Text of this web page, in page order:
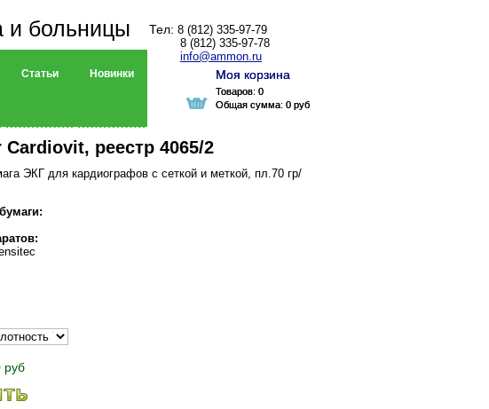
и больницы Тел: 8 (812) 335-97-79
8 (812) 335-97-78
info@ammon.ru
Моя корзина
Товаров: 0
Общая сумма: 0 руб
Статьи Новинки Моя корзина
Товаров: 0
Общая сумма: 0 руб
реестр 4065/2
ЭКГ для кардиографов с сеткой и меткой, пл.70 гр/
руб